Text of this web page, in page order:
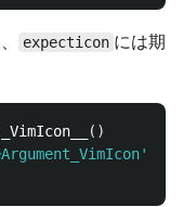
expecticon には期
()